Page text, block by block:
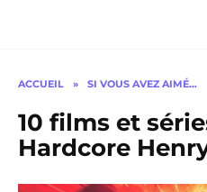
ACCUEIL » SI VOUS AVEZ AIMÉ…
10 films et
Hardcore